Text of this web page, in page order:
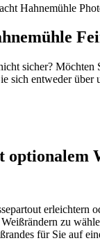
Hahnemühle
sicher?
sich entweder über
zu
für Sie auf